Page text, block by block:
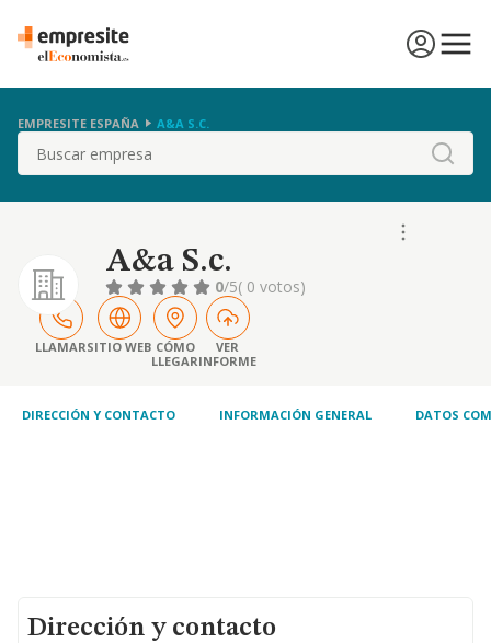
EMPRESITE ESPAÑA A&A S.C.
Buscar
A&a S.c.
0/5( 0 votos)
LLAMARSITIO WEB CÓMO
LLEGAR
VER
INFORME
DIRECCIÓN Y CONTACTO INFORMACIÓN GENERAL DATOS
Dirección y contacto